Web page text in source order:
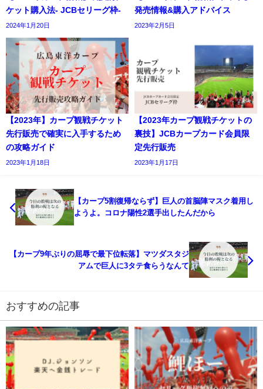
ケット購入法- JCBセリーグ枠-
2024年1月20日
発売情報&購入アドバイス
2023年2月5日
【2023年】カープ観戦チケット
先行販売で確実に入手するため
の攻略ガイド
2023年1月18日
【2023年カープ観戦チケットの
裏技】JCBカープカード会員限
定先行販売
2023年1月17日
【カープ5割復帰ならず】巨人の首脳陣マスク着用し
ようよ。コロナ陽性2選手出したんだから
【カープ9年ぶりの屈辱で最下位転落】マツダスタジ
アムで巨人に3タテ食らうなんて
おすすめの記事